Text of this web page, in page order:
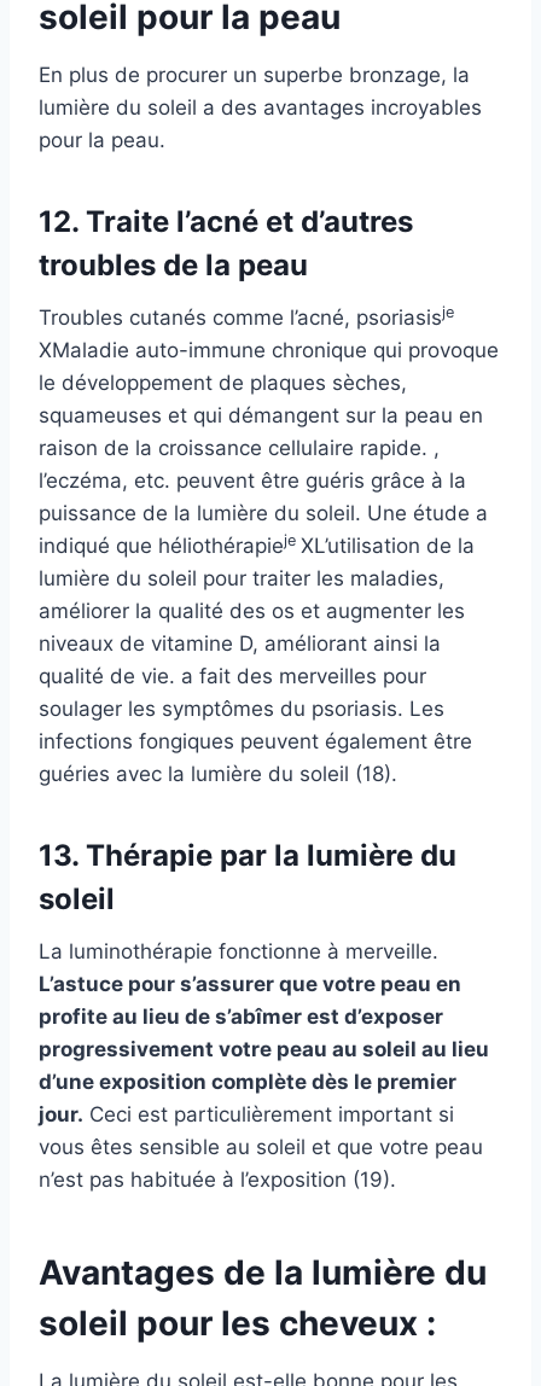
soleil pour la peau
En plus de procurer un superbe bronzage, la
lumière du soleil a des avantages incroyables
pour la peau.
12. Traite l’acné et d’autres
troubles de la peau
Troubles cutanés comme l’acné, psoriasisje
XMaladie auto-immune chronique qui provoque
le développement de plaques sèches,
squameuses et qui démangent sur la peau en
raison de la croissance cellulaire rapide. ,
l’eczéma, etc. peuvent être guéris grâce à la
puissance de la lumière du soleil. Une étude a
indiqué que héliothérapieje XL’utilisation de la
lumière du soleil pour traiter les maladies,
améliorer la qualité des os et augmenter les
niveaux de vitamine D, améliorant ainsi la
qualité de vie. a fait des merveilles pour
soulager les symptômes du psoriasis. Les
infections fongiques peuvent également être
guéries avec la lumière du soleil (18).
13. Thérapie par la lumière du
soleil
La luminothérapie fonctionne à merveille.
L’astuce pour s’assurer que votre peau en
profite au lieu de s’abîmer est d’exposer
progressivement votre peau au soleil au lieu
d’une exposition complète dès le premier
jour. Ceci est particulièrement important si
vous êtes sensible au soleil et que votre peau
n’est pas habituée à l’exposition (19).
Avantages de la lumière du
soleil pour les cheveux :